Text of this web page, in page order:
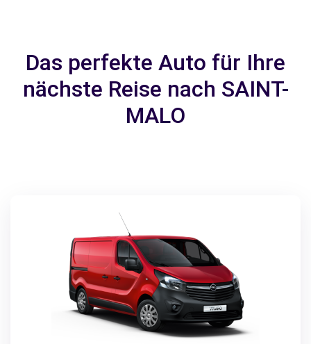
Das perfekte Auto für Ihre
nächste Reise nach SAINT-
MALO